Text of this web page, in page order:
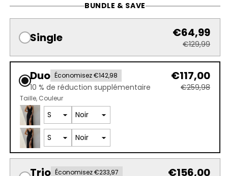
BUNDLE & SAVE
Single €64,99
€129,99
Duo Économisez €142,98
10 % de réduction supplémentaire
€117,00
€259,98
Taille Couleur
Trio Économisez €233,97 €156,00